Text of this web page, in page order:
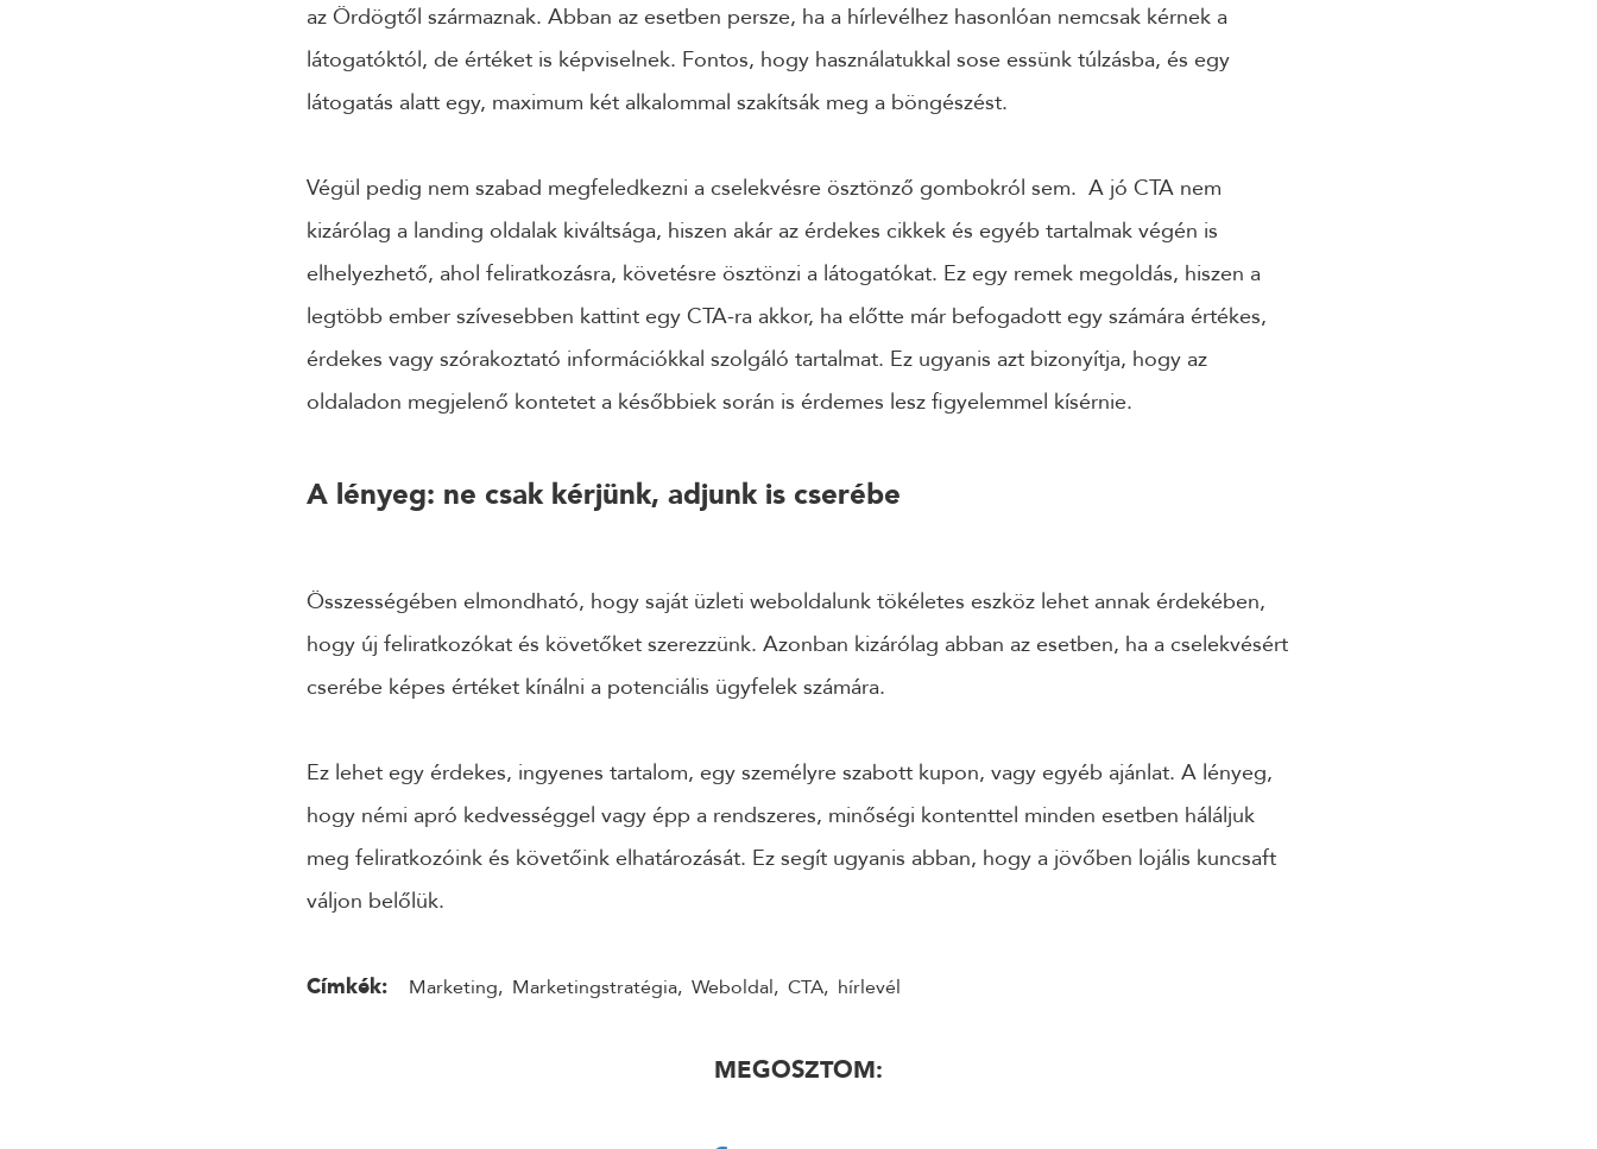
az Ördögtől származnak. Abban az esetben persze, ha a hírlevélhez hasonlóan nemcsak kérnek a
látogatóktól, de értéket is képviselnek. Fontos, hogy használatukkal sose essünk túlzásba, és egy
látogatás alatt egy, maximum két alkalommal szakítsák meg a böngészést.
Végül pedig nem szabad megfeledkezni a cselekvésre ösztönző gombokról sem. A jó CTA nem
kizárólag a landing oldalak kiváltsága, hiszen akár az érdekes cikkek és egyéb tartalmak végén is
elhelyezhető, ahol feliratkozásra, követésre ösztönzi a látogatókat. Ez egy remek megoldás, hiszen a
legtöbb ember szívesebben kattint egy CTA-ra akkor, ha előtte már befogadott egy számára értékes,
érdekes vagy szórakoztató információkkal szolgáló tartalmat. Ez ugyanis azt bizonyítja, hogy az
oldaladon megjelenő kontetet a későbbiek során is érdemes lesz figyelemmel kísérnie.
A lényeg: ne csak kérjünk, adjunk is cserébe
Összességében elmondható, hogy saját üzleti weboldalunk tökéletes eszköz lehet annak érdekében,
hogy új feliratkozókat és követőket szerezzünk. Azonban kizárólag abban az esetben, ha a cselekvésért
cserébe képes értéket kínálni a potenciális ügyfelek számára.
Ez lehet egy érdekes, ingyenes tartalom, egy személyre szabott kupon, vagy egyéb ajánlat. A lényeg,
hogy némi apró kedvességgel vagy épp a rendszeres, minőségi kontenttel minden esetben háláljuk
meg feliratkozóink és követőink elhatározását. Ez segít ugyanis abban, hogy a jövőben lojális kuncsaft
váljon belőlük.
Címkék: Marketing, Marketingstratégia, Weboldal, CTA, hírlevél
MEGOSZTOM: